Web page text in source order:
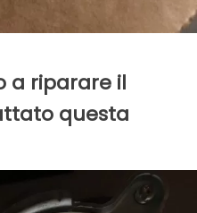
a riparare il
questa